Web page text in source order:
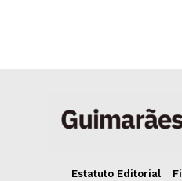
Estatuto Editorial